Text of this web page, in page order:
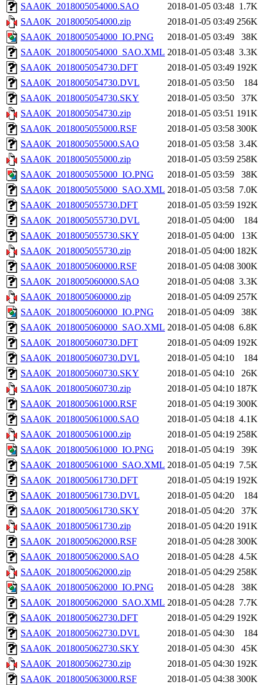
SAA0K_2018005054000.SAO
2018-01-05 03:48 1.7K
SAA0K_2018005054000.zip
2018-01-05 03:49 256K
SAA0K_2018005054000_IO.PNG
2018-01-05 03:49
38K
SAA0K_2018005054000_SAO.XML 2018-01-05 03:48 3.3K
SAA0K_2018005054730.DFT
2018-01-05 03:49 192K
SAA0K_2018005054730.DVL
2018-01-05 03:50
184
SAA0K_2018005054730.SKY
2018-01-05 03:50
37K
SAA0K_2018005054730.zip
2018-01-05 03:51 191K
SAA0K_2018005055000.RSF
2018-01-05 03:58 300K
SAA0K_2018005055000.SAO
2018-01-05 03:58 3.4K
SAA0K_2018005055000.zip
2018-01-05 03:59 258K
SAA0K_2018005055000_IO.PNG
2018-01-05 03:59
38K
SAA0K_2018005055000_SAO.XML 2018-01-05 03:58 7.0K
SAA0K_2018005055730.DFT
2018-01-05 03:59 192K
SAA0K_2018005055730.DVL
2018-01-05 04:00
184
SAA0K_2018005055730.SKY
2018-01-05 04:00
13K
SAA0K_2018005055730.zip
2018-01-05 04:00 182K
SAA0K_2018005060000.RSF
2018-01-05 04:08 300K
SAA0K_2018005060000.SAO
2018-01-05 04:08 3.3K
SAA0K_2018005060000.zip
2018-01-05 04:09 257K
SAA0K_2018005060000_IO.PNG
2018-01-05 04:09
38K
SAA0K_2018005060000_SAO.XML 2018-01-05 04:08 6.8K
SAA0K_2018005060730.DFT
2018-01-05 04:09 192K
SAA0K_2018005060730.DVL
2018-01-05 04:10
184
SAA0K_2018005060730.SKY
2018-01-05 04:10
26K
SAA0K_2018005060730.zip
2018-01-05 04:10 187K
SAA0K_2018005061000.RSF
2018-01-05 04:19 300K
SAA0K_2018005061000.SAO
2018-01-05 04:18 4.1K
SAA0K_2018005061000.zip
2018-01-05 04:19 258K
SAA0K_2018005061000_IO.PNG
2018-01-05 04:19
39K
SAA0K_2018005061000_SAO.XML 2018-01-05 04:19 7.5K
SAA0K_2018005061730.DFT
2018-01-05 04:19 192K
SAA0K_2018005061730.DVL
2018-01-05 04:20
184
SAA0K_2018005061730.SKY
2018-01-05 04:20
37K
SAA0K_2018005061730.zip
2018-01-05 04:20 191K
SAA0K_2018005062000.RSF
2018-01-05 04:28 300K
SAA0K_2018005062000.SAO
2018-01-05 04:28 4.5K
SAA0K_2018005062000.zip
2018-01-05 04:29 258K
SAA0K_2018005062000_IO.PNG
2018-01-05 04:28
38K
SAA0K_2018005062000_SAO.XML 2018-01-05 04:28 7.7K
SAA0K_2018005062730.DFT
2018-01-05 04:29 192K
SAA0K_2018005062730.DVL
2018-01-05 04:30
184
SAA0K_2018005062730.SKY
2018-01-05 04:30
45K
SAA0K_2018005062730.zip
2018-01-05 04:30 192K
SAA0K_2018005063000.RSF
2018-01-05 04:38 300K